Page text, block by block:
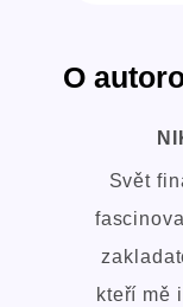
O
Svět
kteří mě